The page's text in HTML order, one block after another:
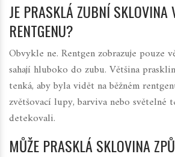
JE PRASKLÁ ZUBNÍ SKLOVINA
RENTGENU?
Obvykle ne. Rentgen zobrazuje pouze
sahají hluboko do zubu. Většina
tenká, aby byla vidět na běžném
zvětšovací lupy, barviva nebo světelné
detekovali.
MŮŽE PRASKLÁ SKLOVINA